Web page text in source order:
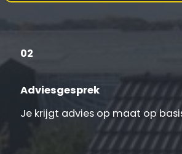
02
Adviesgesprek
Je krijgt advies op maat op